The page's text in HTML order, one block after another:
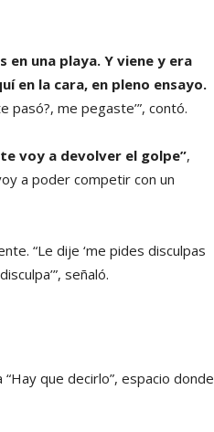
una playa. Y viene y era
en la cara, en pleno ensayo.
pasó?, me pegaste’”, contó.
voy a devolver el golpe”,
a poder competir con un
“Le dije ‘me pides disculpas
señaló.
que decirlo”, espacio donde